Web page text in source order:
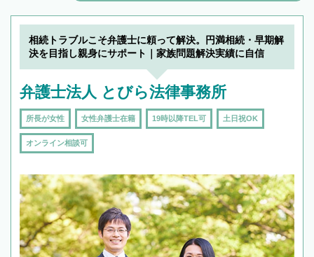
解決のみならず相続をトータルで任せることが
できます。また、相続は感情がからむ分野なの
でフィーリングも重要です。実際に電話や面談
で複数の弁護士と会話をしてウマが合う方に依
相続トラブルこそ弁護士に頼って解決。円満相続・早期解
決を目指し親身にサポート｜家族問題解決実績に自信
弁護士法人 とびら法律事務所
所長が女性 女性弁護士在籍 19時以降TEL可 土日祝OK
オンライン相談可